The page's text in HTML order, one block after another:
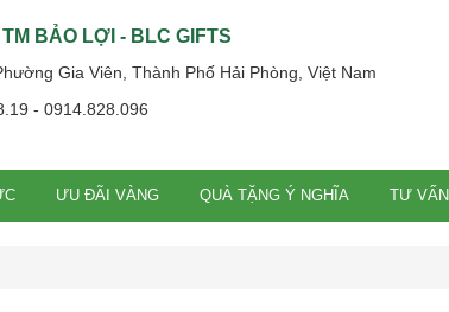
BẢO LỢI - BLC GIFTS
Gia Viên, Thành Phố Hải Phòng, Việt Nam
- 0914.828.096
ƯU ĐÃI VÀNG QUÀ TẶNG Ý NGHĨA TƯ VẤN